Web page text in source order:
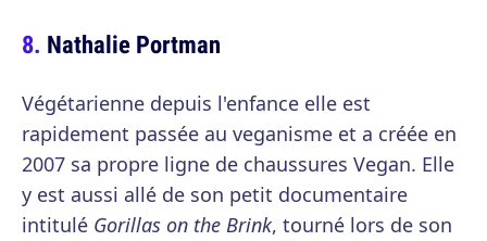
Nathalie Portman
Végétarienne depuis l'enfance elle est
rapidement passée au veganisme et a créée en
2007 sa propre ligne de chaussures Vegan. Elle
y est aussi allé de son petit documentaire
intitulé Gorillas on the Brink, tourné lors de son